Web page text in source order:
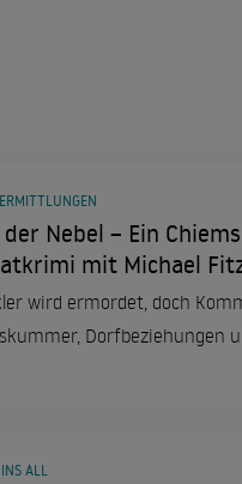
Nebel – Ein
mit Michael
wird ermordet, doch
Dorfbeziehungen
ALL